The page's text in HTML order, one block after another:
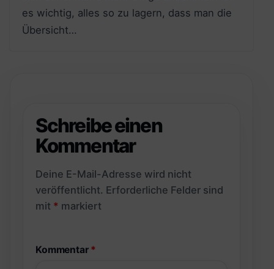
es wichtig, alles so zu lagern, dass man die
Übersicht…
Schreibe einen
Kommentar
Deine E-Mail-Adresse wird nicht
veröffentlicht. Erforderliche Felder sind
mit * markiert
Kommentar *